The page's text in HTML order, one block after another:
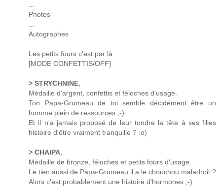
Photos
Autographes
Les petits fours c'est par là
[MODE CONFETTIS/OFF]
> STRYCHNINE
Médaille d'argent, confettis et féloches d'usage.
Ton Papa-Grumeau de toi semble décidément être un
homme plein de ressources ;-)
Et il n'a jamais proposé de leur tondre la tête à ses filles
histoire d'être vraiment tranquille ? :o)
> CHAIPA
Médaille de bronze, féloches et petits fours d'usage.
Le tien aussi de Papa-Grumeau il a le chouchou maladroit ?
Alors c'est probablement une histoire d'hormones ;-)